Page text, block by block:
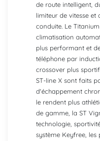
de route intelligent,
limiteur de vitesse et
conduite. Le
climatisation
plus performant et
téléphone par
crossover plus
ST-line X sont faits
d'échappement
le rendent plus
de gamme, la ST
technologie,
système Keyfree, les